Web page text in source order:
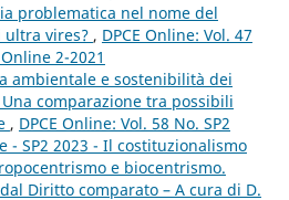
problematica nel nome del
vires? , DPCE Online: Vol. 47
2-2021
ambientale e sostenibilità dei
comparazione tra possibili
, DPCE Online: Vol. 58 No. SP2
- SP2 2023 - Il costituzionalismo
e biocentrismo.
Diritto comparato – A cura di D.